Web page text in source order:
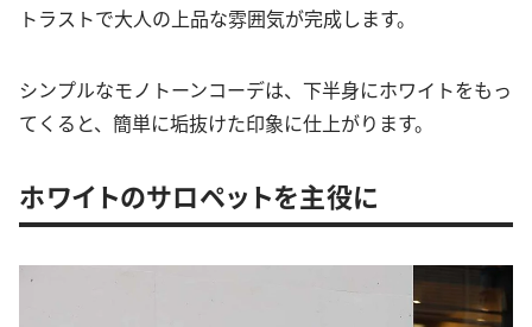
トラストで大人の上品な雰囲気が完成します。
シンプルなモノトーンコーデは、下半身にホワイトをもっ
てくると、簡単に垢抜けた印象に仕上がります。
ホワイトのサロペットを主役に